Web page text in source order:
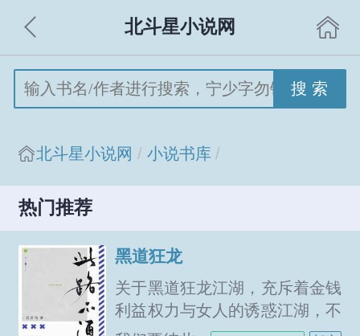
北斗星小说网
搜 索
北斗星小说网 小说书库
热门推荐
黑道狂龙
关于黑道狂龙江湖，充斥着金钱
利益权力与女人的诱惑江湖，不